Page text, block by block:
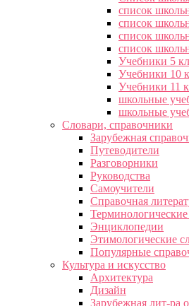
список
список
список
список
Учебники 5
Учебники 10
Учебники 11
школьные
школьные
Словари, справочники
Зарубежная
Путеводители
Разговорники
Руководства
Самоучители
Справочная
Терминологические
Энциклопедии
Этимологические
Популярные
Культура и искусство
Архитектура
Дизайн
Зарубежная лит-ра